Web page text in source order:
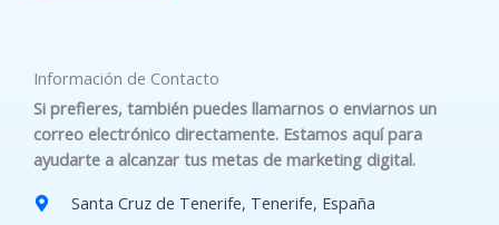
g
e
m
a
l
Información de Contacto
Si prefieres, también puedes llamarnos o enviarnos un
correo electrónico directamente. Estamos aquí para
ayudarte a alcanzar tus metas de marketing digital.
Santa Cruz de Tenerife, Tenerife, España